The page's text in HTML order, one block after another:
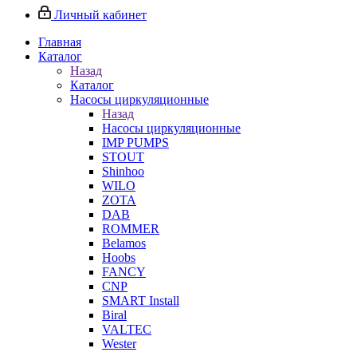
Личный кабинет
Главная
Каталог
Назад
Каталог
Насосы циркуляционные
Назад
Насосы циркуляционные
IMP PUMPS
STOUT
Shinhoo
WILO
ZOTA
DAB
ROMMER
Belamos
Hoobs
FANCY
CNP
SMART Install
Biral
VALTEC
Wester